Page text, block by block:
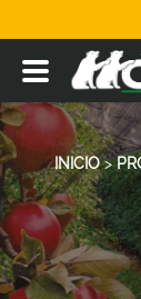
INICIO>